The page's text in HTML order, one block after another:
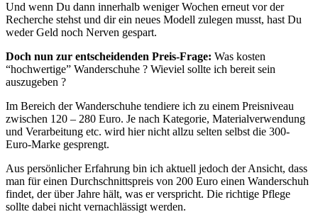
Und wenn Du dann innerhalb weniger Wochen erneut vor der
Recherche stehst und dir ein neues Modell zulegen musst, hast Du
weder Geld noch Nerven gespart.
Doch nun zur entscheidenden Preis-Frage: Was kosten
“hochwertige” Wanderschuhe ? Wieviel sollte ich bereit sein
auszugeben ?
Im Bereich der Wanderschuhe tendiere ich zu einem Preisniveau
zwischen 120 – 280 Euro. Je nach Kategorie, Materialverwendung
und Verarbeitung etc. wird hier nicht allzu selten selbst die 300-
Euro-Marke gesprengt.
Aus persönlicher Erfahrung bin ich aktuell jedoch der Ansicht, dass
man für einen Durchschnittspreis von 200 Euro einen Wanderschuh
findet, der über Jahre hält, was er verspricht. Die richtige Pflege
sollte dabei nicht vernachlässigt werden.